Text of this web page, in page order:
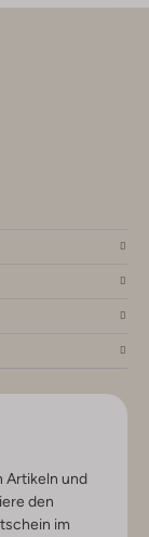
Artikeln und
den
im